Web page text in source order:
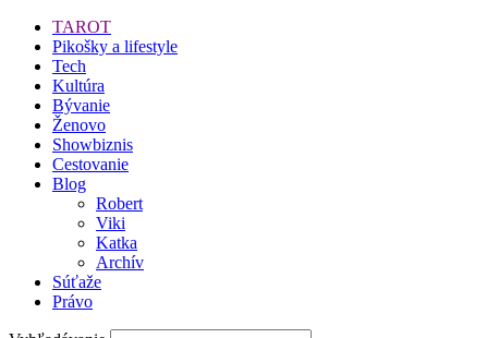
TAROT
Pikošky a lifestyle
Tech
Kultúra
Bývanie
Ženovo
Showbiznis
Cestovanie
Blog
Robert
Viki
Katka
Archív
Súťaže
Právo